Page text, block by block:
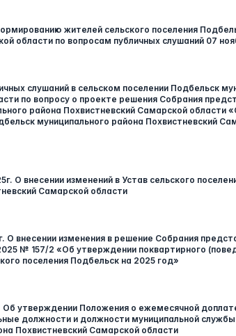
жителей сельского поселения
области по вопросам публичных слушаний 07
слушаний в сельском поселении Подбельск
по вопросу о проекте решения Собрания
района Похвистневский Самарской области
муниципального района Похвистневский
О внесении изменений в Устав сельского
Самарской области
О внесении изменения в решение Собрания
№ 157/2 «Об утверждении поквартирного
поселения Подбельск на 2025 год»
утверждении Положения о ежемесячной
должности и должности муниципальной службы
Похвистневский Самарской области